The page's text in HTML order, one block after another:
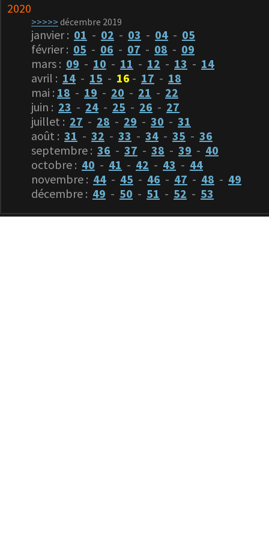
2020
>>>>> décembre 2019
janvier : 01 - 02 - 03 - 04 - 05
février : 05 - 06 - 07 - 08 - 09
mars : 09 - 10 - 11 - 12 - 13 - 14
avril : 14 - 15 - 16 - 17 - 18
mai : 18 - 19 - 20 - 21 - 22
juin : 23 - 24 - 25 - 26 - 27
juillet : 27 - 28 - 29 - 30 - 31
août : 31 - 32 - 33 - 34 - 35 - 36
septembre : 36 - 37 - 38 - 39 - 40
octobre : 40 - 41 - 42 - 43 - 44
novembre : 44 - 45 - 46 - 47 - 48 - 49
décembre : 49 - 50 - 51 - 52 - 53